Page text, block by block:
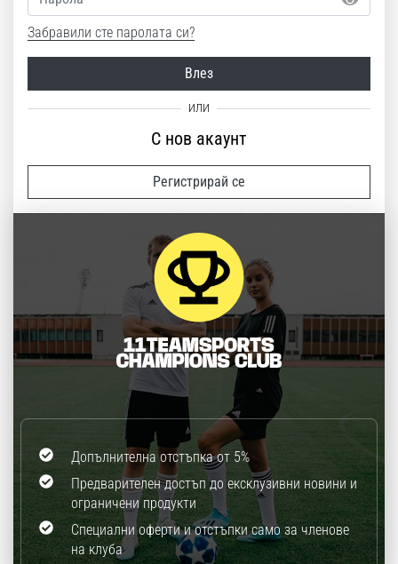
Забравили сте паролата си?
Влез
С нов акаунт
Регистрирай се
Допълнителна отстъпка от 5%
Предварителен достъп до ексклузивни новини и
ограничени продукти
Специални оферти и отстъпки само за членове
на клуба